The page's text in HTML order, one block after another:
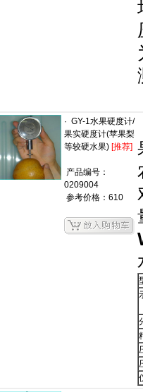
· GY-1水果硬度计/
果实硬度计(苹果梨
等较硬水果) [推荐]
产品编号：
0209004
参考价格：610